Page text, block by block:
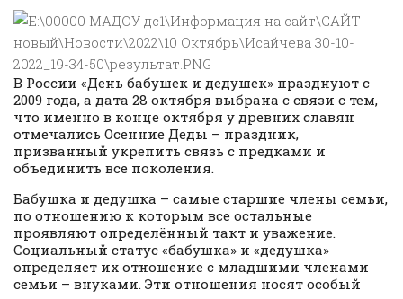
В России «День бабушек и дедушек» празднуют с
2009 года, а дата 28 октября выбрана с связи с тем,
что именно в конце октября у древних славян
отмечались Осенние Деды – праздник,
призванный укрепить связь с предками и
объединить все поколения.
Бабушка и дедушка – самые старшие члены семьи,
по отношению к которым все остальные
проявляют определённый такт и уважение.
Социальный статус «бабушка» и «дедушка»
определяет их отношение с младшими членами
семьи – внуками. Эти отношения носят особый